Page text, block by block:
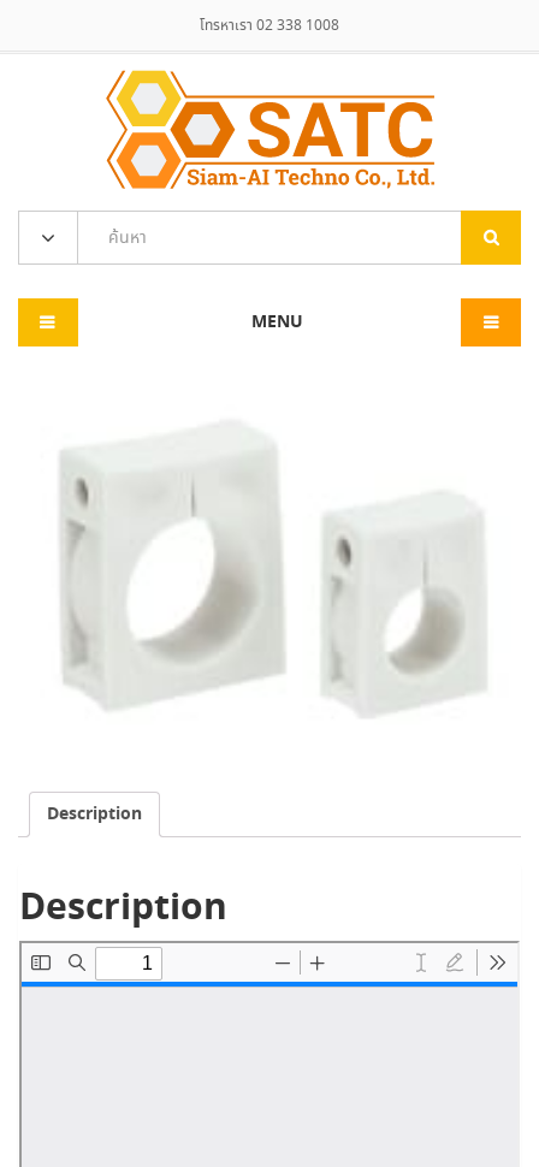
โทรหาเรา 02 338 1008
MENU
Description
Description